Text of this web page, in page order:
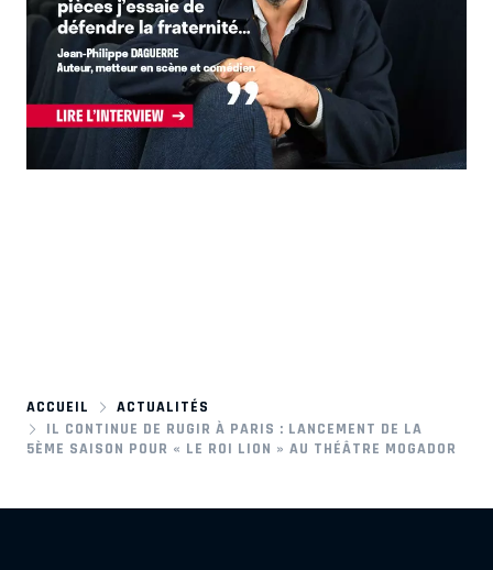
ACCUEIL
ACTUALITÉS
IL CONTINUE DE RUGIR À PARIS : LANCEMENT DE LA
5ÈME SAISON POUR « LE ROI LION » AU THÉÂTRE MOGADOR